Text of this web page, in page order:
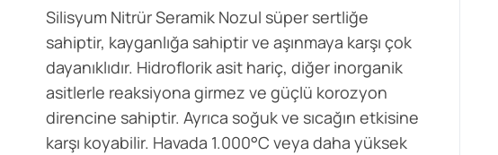
Silisyum Nitrür Seramik Nozul süper sertliğe
sahiptir, kayganlığa sahiptir ve aşınmaya karşı çok
dayanıklıdır. Hidroflorik asit hariç, diğer inorganik
asitlerle reaksiyona girmez ve güçlü korozyon
direncine sahiptir. Ayrıca soğuk ve sıcağın etkisine
karşı koyabilir. Havada 1.000°C veya daha yüksek